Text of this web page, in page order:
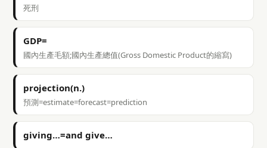
死刑
GDP=
國內生產毛額;國內生產總值(Gross Domestic Product的縮寫)
projection(n.)
預測=estimate=forecast=prediction
giving…=and give…